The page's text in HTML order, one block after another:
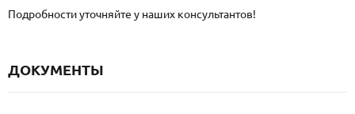
Подробности уточняйте у наших консультантов!
ДОКУМЕНТЫ